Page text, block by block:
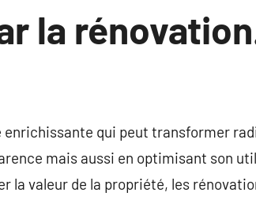
la
qui peut transformer
mais aussi en optimisant son
la valeur de la propriété, les